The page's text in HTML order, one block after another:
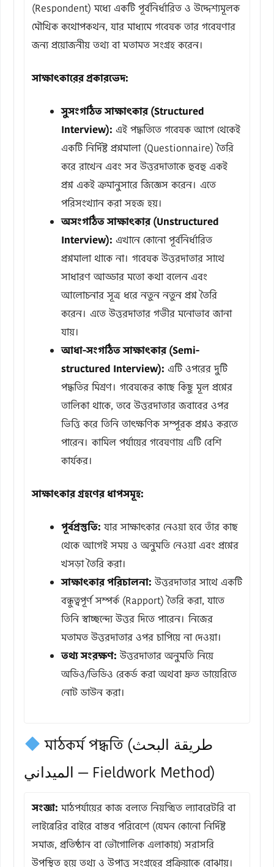
(Respondent) মধ্যে একটি পূর্বনির্ধারিত ও উদ্দেশ্যমূলক
মৌখিক কথোপকথন, যার মাধ্যমে গবেষক তার গবেষণার
জন্য প্রয়োজনীয় তথ্য বা মতামত সংগ্রহ করেন।
সাক্ষাৎকারের প্রকারভেদ:
সুসংগঠিত সাক্ষাৎকার (Structured
Interview): এই পদ্ধতিতে গবেষক আগে থেকেই
একটি নির্দিষ্ট প্রশ্নমালা (Questionnaire) তৈরি
করে রাখেন এবং সব উত্তরদাতাকে হুবহু একই
প্রশ্ন একই ক্রমানুসারে জিজ্ঞেস করেন। এতে
পরিসংখ্যান করা সহজ হয়।
অসংগঠিত সাক্ষাৎকার (Unstructured
Interview): এখানে কোনো পূর্বনির্ধারিত
প্রশ্নমালা থাকে না। গবেষক উত্তরদাতার সাথে
সাধারণ আড্ডার মতো কথা বলেন এবং
আলোচনার সূত্র ধরে নতুন নতুন প্রশ্ন তৈরি
করেন। এতে উত্তরদাতার গভীর মনোভাব জানা
যায়।
আধা-সংগঠিত সাক্ষাৎকার (Semi-
structured Interview): এটি ওপরের দুটি
পদ্ধতির মিশ্রণ। গবেষকের কাছে কিছু মূল প্রশ্নের
তালিকা থাকে, তবে উত্তরদাতার জবাবের ওপর
ভিত্তি করে তিনি তাৎক্ষণিক সম্পূরক প্রশ্নও করতে
পারেন। কামিল পর্যায়ের গবেষণায় এটি বেশি
কার্যকর।
সাক্ষাৎকার গ্রহণের ধাপসমূহ:
পূর্বপ্রস্তুতি: যার সাক্ষাৎকার নেওয়া হবে তাঁর কাছ
থেকে আগেই সময় ও অনুমতি নেওয়া এবং প্রশ্নের
খসড়া তৈরি করা।
সাক্ষাৎকার পরিচালনা: উত্তরদাতার সাথে একটি
বন্ধুত্বপূর্ণ সম্পর্ক (Rapport) তৈরি করা, যাতে
তিনি স্বাচ্ছন্দ্যে উত্তর দিতে পারেন। নিজের
মতামত উত্তরদাতার ওপর চাপিয়ে না দেওয়া।
তথ্য সংরক্ষণ: উত্তরদাতার অনুমতি নিয়ে
অডিও/ভিডিও রেকর্ড করা অথবা দ্রুত ডায়েরিতে
নোট ডাউন করা।
মাঠকর্ম পদ্ধতি (طريقة البحث
الميداني — Fieldwork Method)
সংজ্ঞা: মাঠপর্যায়ের কাজ বলতে নিয়ন্ত্রিত ল্যাবরেটরি বা
লাইব্রেরির বাইরে বাস্তব পরিবেশে (যেমন কোনো নির্দিষ্ট
সমাজ, প্রতিষ্ঠান বা ভৌগোলিক এলাকায়) সরাসরি
উপস্থিত হয়ে তথ্য ও উপাত্ত সংগ্রহের প্রক্রিয়াকে বোঝায়।